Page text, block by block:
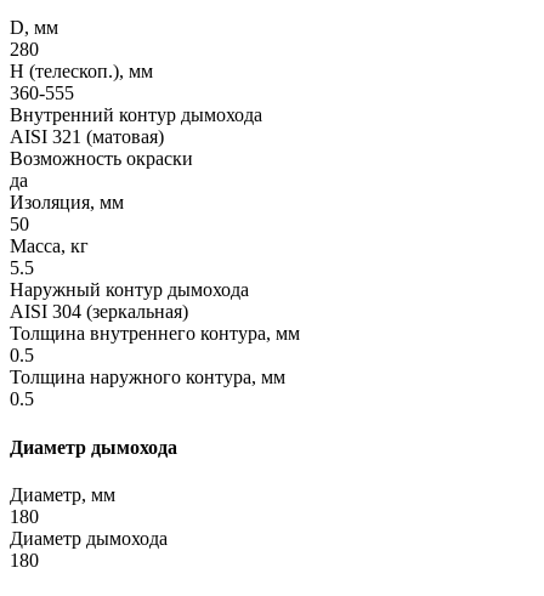
D, мм
280
H (телескоп.), мм
360-555
Внутренний контур дымохода
AISI 321 (матовая)
Возможность окраски
да
Изоляция, мм
50
Масса, кг
5.5
Наружный контур дымохода
AISI 304 (зеркальная)
Толщина внутреннего контура, мм
0.5
Толщина наружного контура, мм
0.5
Диаметр дымохода
Диаметр, мм
180
Диаметр дымохода
180